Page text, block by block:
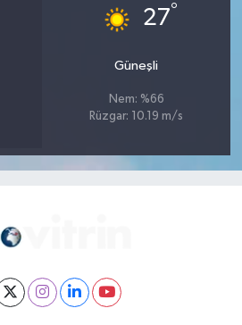
27°
Güneşli
Nem: %66
Rüzgar: 10.19 m/s